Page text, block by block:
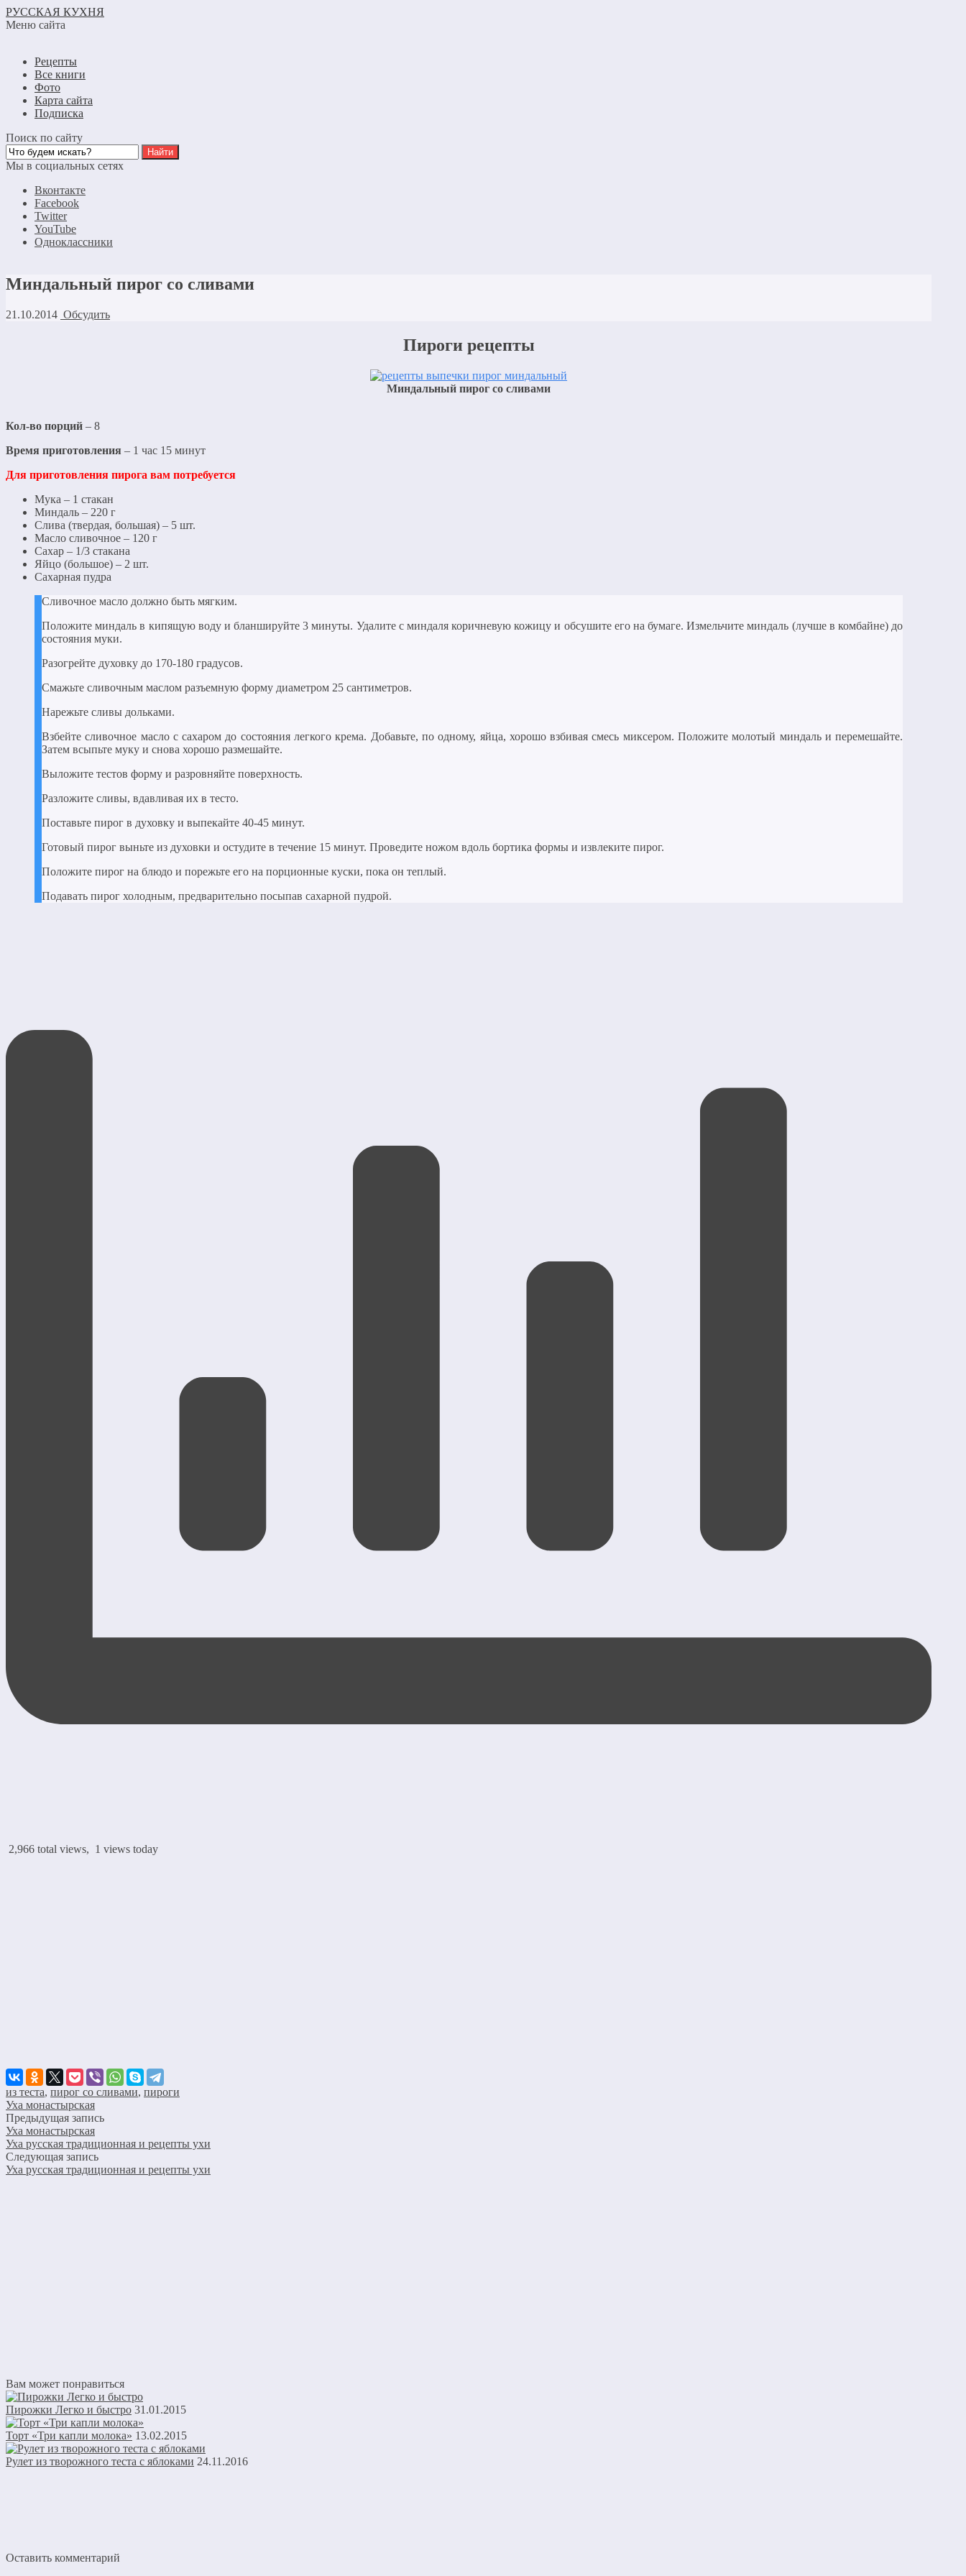
РУССКАЯ КУХНЯ
Меню сайта
Рецепты
Все книги
Фото
Карта сайта
Подписка
Поиск по сайту
Мы в социальных сетях
Вконтакте
Facebook
Twitter
YouTube
Одноклассники
Миндальный пирог со сливами
21.10.2014 Обсудить
Пироги рецепты
Миндальный пирог со сливами
Кол-во порций – 8
Время приготовления – 1 час 15 минут
Для приготовления пирога вам потребуется
Мука – 1 стакан
Миндаль – 220 г
Слива (твердая, большая) – 5 шт.
Масло сливочное – 120 г
Сахар – 1/3 стакана
Яйцо (большое) – 2 шт.
Сахарная пудра
Сливочное масло должно быть мягким.
Положите миндаль в кипящую воду и бланшируйте 3 минуты. Удалите с миндаля коричневую кожицу и обсушите его на бумаге. Измельчите миндаль (лучше в комбайне) до
состояния муки.
Разогрейте духовку до 170-180 градусов.
Смажьте сливочным маслом разъемную форму диаметром 25 сантиметров.
Нарежьте сливы дольками.
Взбейте сливочное масло с сахаром до состояния легкого крема. Добавьте, по одному, яйца, хорошо взбивая смесь миксером. Положите молотый миндаль и перемешайте.
Затем всыпьте муку и снова хорошо размешайте.
Выложите тестов форму и разровняйте поверхность.
Разложите сливы, вдавливая их в тесто.
Поставьте пирог в духовку и выпекайте 40-45 минут.
Готовый пирог выньте из духовки и остудите в течение 15 минут. Проведите ножом вдоль бортика формы и извлеките пирог.
Положите пирог на блюдо и порежьте его на порционные куски, пока он теплый.
Подавать пирог холодным, предварительно посыпав сахарной пудрой.
2,966 total views, 1 views today
из теста, пирог со сливами, пироги
Уха монастырская
Предыдущая запись
Уха монастырская
Уха русская традиционная и рецепты ухи
Следующая запись
Уха русская традиционная и рецепты ухи
Вам может понравиться
Пирожки Легко и быстро 31.01.2015
Торт «Три капли молока» 13.02.2015
Рулет из творожного теста с яблоками 24.11.2016
Оставить комментарий